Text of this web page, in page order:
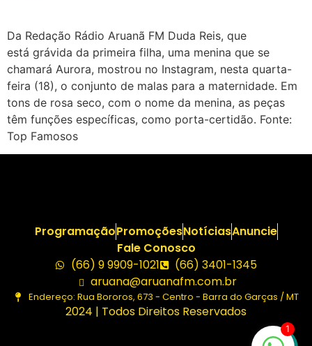
Da Redação Rádio Aruanã FM Duda Reis, que
está grávida da primeira filha, uma menina que se
chamará Aurora, mostrou no Instagram, nesta quarta-
feira (18), o conjunto de malas para a maternidade. Em
tons de rosa seco, com o nome da menina, as peças
têm funções específicas, como porta-certidão. Fonte:
Top Famosos
ProgramaçãoPromoçõesNotíciasAnuncie
Fale Conosco
(66) 9 9909-1021
(66) 3401-1345
aruana@aruanafm.com.br
Endereço: Rua Bororos, 673 - Centro - Barra do Garças / MT
2024 | Todos Direitos Reservados
1